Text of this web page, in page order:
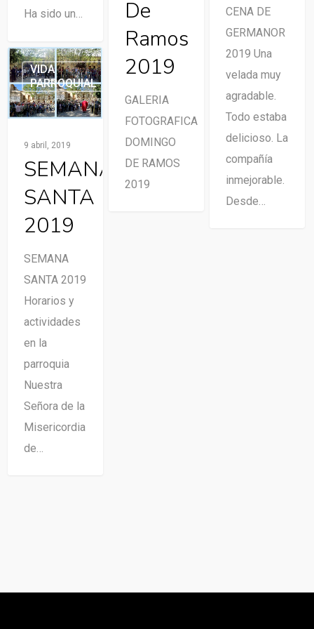
Ha sido un…
CENA DE
GERMANOR
2019 Una
velada muy
agradable.
Todo estaba
delicioso. La
compañía
inmejorable.
Desde…
De
Ramos
2019
GALERIA
FOTOGRAFICA
DOMINGO
DE RAMOS
2019
VIDA
PARROQUIAL
9 abril, 2019
SEMANA
SANTA
2019
SEMANA
SANTA 2019
Horarios y
actividades
en la
parroquia
Nuestra
Señora de la
Misericordia
de…
0